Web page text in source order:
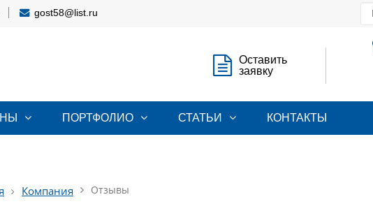
gost58@list.ru
Оставить
заявку
ПОРТФОЛИО СТАТЬИ КОНТАКТЫ
Компания Отзывы